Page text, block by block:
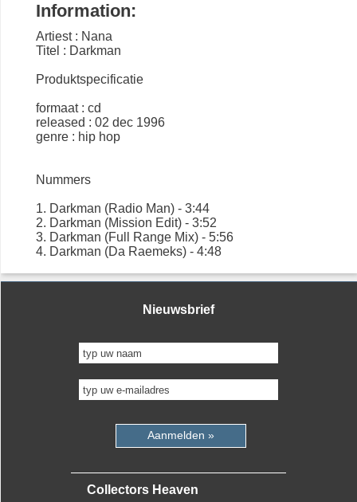
Information:
Artiest : Nana
Titel : Darkman
Produktspecificatie
formaat : cd
released : 02 dec 1996
genre : hip hop
Nummers
1. Darkman (Radio Man) - 3:44
2. Darkman (Mission Edit) - 3:52
3. Darkman (Full Range Mix) - 5:56
4. Darkman (Da Raemeks) - 4:48
Nieuwsbrief
Aanmelden »
Collectors Heaven